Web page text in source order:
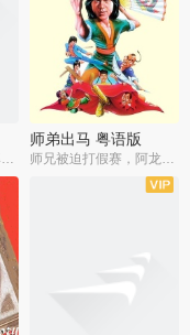
朱古力乌龙查案，疯婆子神助攻
师弟出马 粤语版
师兄被迫打假赛，阿龙追查斗黑帮